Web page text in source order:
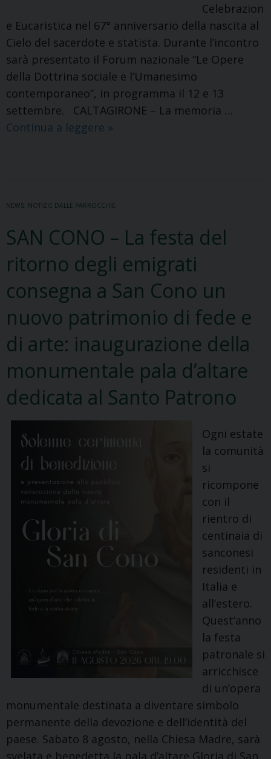
Celebrazion
e Eucaristica nel 67° anniversario della nascita al
Cielo del sacerdote e statista. Durante l’incontro
sarà presentato il Forum nazionale “Le Opere
della Dottrina sociale e l’Umanesimo
contemporaneo”, in programma il 12 e 13
settembre. CALTAGIRONE – La memoria …
Continua a leggere CALTAGIRONE
un
progetto:
Caltagirone
celebra
agosto
Don
Sturzo
nel
67°
anniversario
dedicato
alle
»
NEWS NOTIZIE DALLE PARROCCHIE
SAN CONO – La festa del
ritorno degli emigrati
consegna a San Cono un
nuovo patrimonio di fede e
di arte: inaugurazione della
monumentale pala d’altare
dedicata al Santo Patrono
Ogni estate
la comunità
si
ricompone
con il
rientro di
centinaia di
sanconesi
residenti in
Italia e
all’estero.
Quest’anno
la festa
patronale si
arricchisce
di un’opera
monumentale destinata a diventare simbolo
permanente della devozione e dell’identità del
paese. Sabato 8 agosto, nella Chiesa Madre, sarà